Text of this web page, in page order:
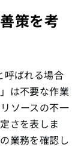
策を考
呼ばれる場合
は不要な作業
ソースの不一
さを表しま
業務を確認し